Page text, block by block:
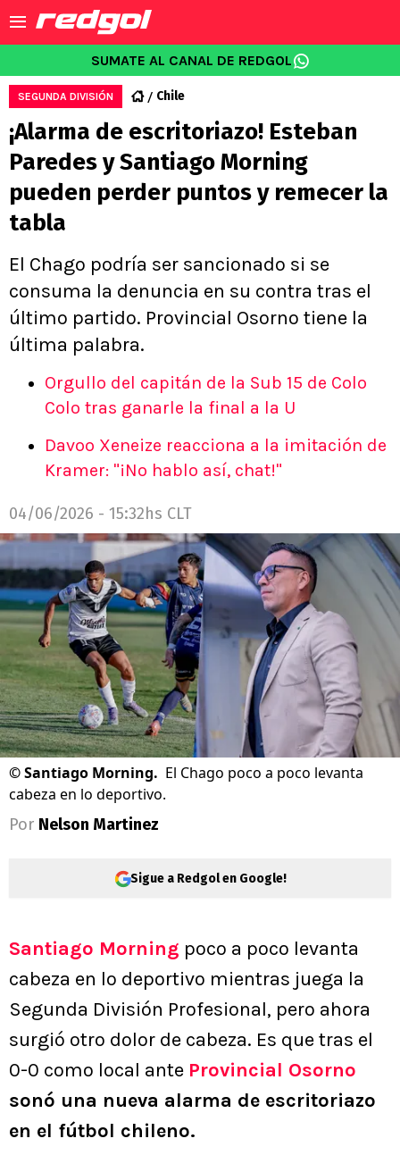
SUMATE AL CANAL DE REDGOL
SEGUNDA DIVISIÓN Chile
¡Alarma de escritoriazo! Esteban
Paredes y Santiago Morning
pueden perder puntos y remecer la
tabla
El Chago podría ser sancionado si se
consuma la denuncia en su contra tras el
último partido. Provincial Osorno tiene la
última palabra.
Orgullo del capitán de la Sub 15 de Colo
Colo tras ganarle la final a la U
Davoo Xeneize reacciona a la imitación de
Kramer: "¡No hablo así, chat!"
04/06/2026 - 15:32hs CLT
©Santiago Morning. El Chago poco a poco levanta
cabeza en lo deportivo.
Por Nelson Martinez
Sigue a Redgol en Google!
Santiago Morning poco a poco levanta
cabeza en lo deportivo mientras juega la
Segunda División Profesional, pero ahora
surgió otro dolor de cabeza. Es que tras el
0-0 como local ante Provincial Osorno
sonó una nueva alarma de escritoriazo
en el fútbol chileno.